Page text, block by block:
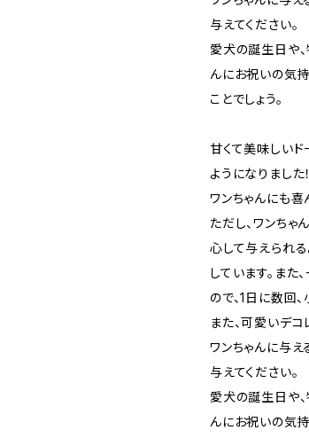
与えてください。
愛犬の誕生日や
んにお祝いの気
ことでしょう。
甘くて美味しいド
ようになりまし
ワンちゃんにも喜
ただし、ワンちゃ
心して与えられ
しています。ま
ので、1日に数回
また、可愛いデコ
ワンちゃんに与
与えてください。
愛犬の誕生日や
んにお祝いの気